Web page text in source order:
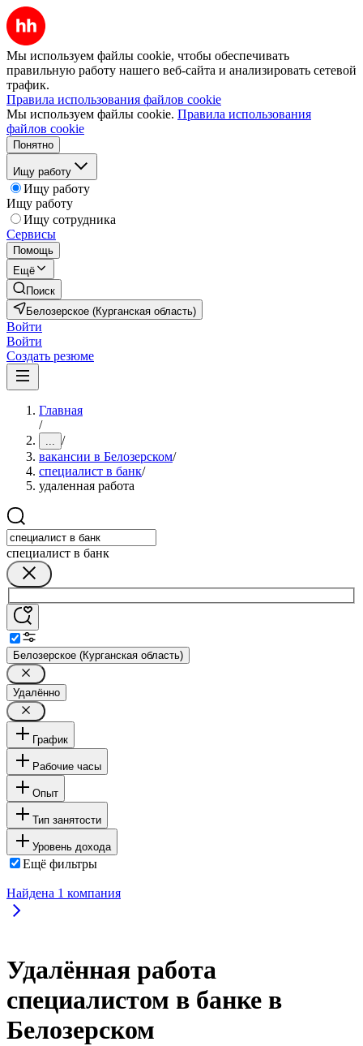
Мы используем файлы cookie, чтобы обеспечивать
правильную работу нашего веб-сайта и анализировать сетевой
трафик.
Правила использования файлов cookie
Мы используем файлы cookie. Правила использования
файлов cookie
Понятно
Ищу работу
Ищу работу
Ищу работу
Ищу сотрудника
Сервисы
Помощь
Ещё
Поиск
Белозерское (Курганская область)
Войти
Войти
Создать резюме
Главная
/
... /
вакансии в Белозерском/
специалист в банк/
удаленная работа
специалист в банк
Белозерское (Курганская область)
Удалённо
График
Рабочие часы
Опыт
Тип занятости
Уровень дохода
Ещё фильтры
Найдена 1 компания
Удалённая работа
специалистом в банке в
Белозерском